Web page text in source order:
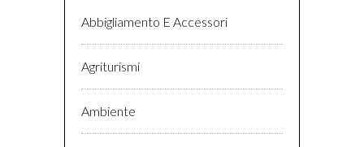
Abbigliamento E Accessori
Agriturismi
Ambiente